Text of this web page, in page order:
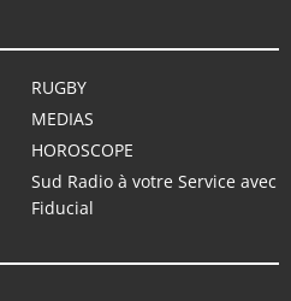
RUGBY
MEDIAS
HOROSCOPE
Sud Radio à votre Service avec
Fiducial